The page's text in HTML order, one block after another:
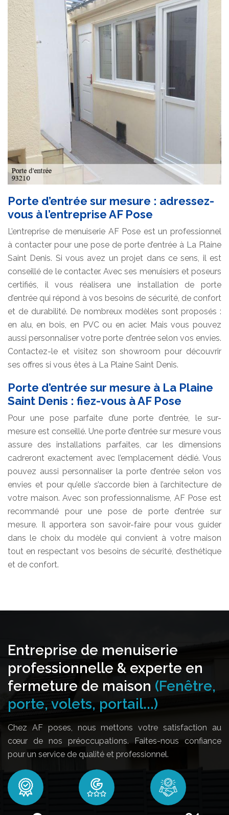
Porte d’entrée sur mesure : adressez-
vous à l’entreprise AF Pose
L’entreprise de menuiserie AF Pose est un professionnel
à contacter pour une pose de porte d’entrée à La Plaine
Saint Denis. Si vous avez un projet dans ce sens, il est
conseillé de le contacter. Avec ses menuisiers et poseurs
certifiés, il vous réalisera une installation de porte
d’entrée qui répond à vos besoins de sécurité, de confort
et de durabilité. De nombreux modèles sont proposés :
en alu, en bois, en PVC ou en acier. Mais vous pouvez
aussi personnaliser votre porte d’entrée selon vos envies.
Contactez-le et visitez son showroom pour découvrir
ses offres si vous êtes à La Plaine Saint Denis.
Porte d’entrée sur mesure à La Plaine
Saint Denis : fiez-vous à AF Pose
Pour une pose parfaite d’une porte d’entrée, le sur-
mesure est conseillé. Une porte d’entrée sur mesure vous
assure des installations parfaites, car les dimensions
cadreront exactement avec l’emplacement dédié. Vous
pouvez aussi personnaliser la porte d’entrée selon vos
envies et pour qu’elle s’accorde bien à l’architecture de
votre maison. Avec son professionnalisme, AF Pose est
recommandé pour une pose de porte d’entrée sur
mesure. Il apportera son savoir-faire pour vous guider
dans le choix du modèle qui convient à votre maison
tout en respectant vos besoins de sécurité, d’esthétique
et de confort.
Entreprise de menuiserie
professionnelle & experte en
fermeture de maison (Fenêtre,
porte, volets, portail...)
Chez AF poses, nous mettons votre satisfaction au
cœur de nos préoccupations. Faites-nous confiance
pour un service de qualité et professionnel.